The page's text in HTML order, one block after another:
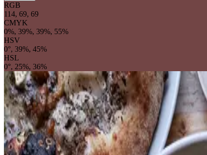
RGB
114, 69, 69
CMYK
0%, 39%, 39%, 55%
HSV
0°, 39%, 45%
HSL
0°, 25%, 36%